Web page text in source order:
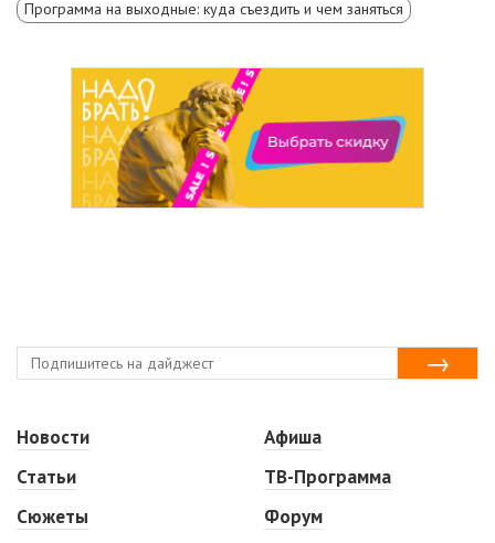
Программа на выходные: куда съездить и чем заняться
Новости
Статьи
Сюжеты
Афиша
ТВ-Программа
Форум